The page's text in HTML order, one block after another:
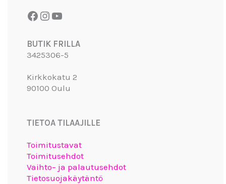
BUTIK FRILLA
3425306-5
Kirkkokatu 2
90100 Oulu
TIETOA TILAAJILLE
Toimitustavat
Toimitusehdot
Vaihto– ja palautusehdot
Tietosuojakäytäntö